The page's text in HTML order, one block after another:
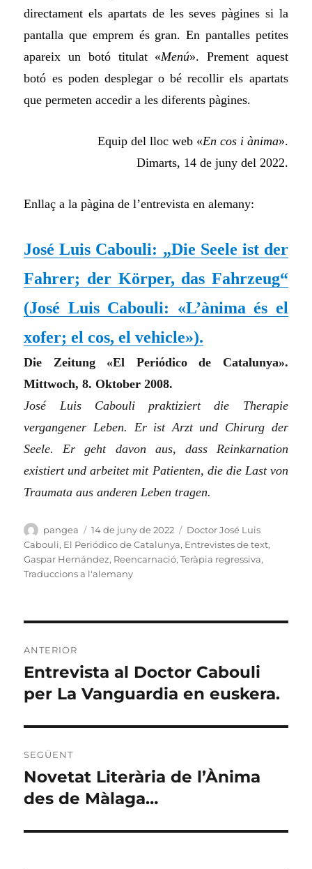
directament els apartats de les seves pàgines si la
pantalla que emprem és gran. En pantalles petites
apareix un botó titulat «Menú». Prement aquest
botó es poden desplegar o bé recollir els apartats
que permeten accedir a les diferents pàgines.
Equip del lloc web «En cos i ànima».
Dimarts, 14 de juny del 2022.
Enllaç a la pàgina de l’entrevista en alemany:
José Luis Cabouli: „Die Seele ist der
Fahrer; der Körper, das Fahrzeug“
(José Luis Cabouli: «L’ànima és el
xofer; el cos, el vehicle»).
Die Zeitung «El Periódico de Catalunya».
Mittwoch, 8. Oktober 2008.
José Luis Cabouli praktiziert die Therapie
vergangener Leben. Er ist Arzt und Chirurg der
Seele. Er geht davon aus, dass Reinkarnation
existiert und arbeitet mit Patienten, die die Last von
Traumata aus anderen Leben tragen.
Autor
pangea
Publicat
el
14 de juny de 2022 Categories
Doctor José Luis
Cabouli, El Periódico de Catalunya, Entrevistes de text,
Gaspar Hernández, Reencarnació,Teràpia regressiva,
Traduccions a l'alemany
d'entrades
ANTERIOR
Entrada
anterior:
Entrevista al Doctor Cabouli
per La Vanguardia en euskera.
SEGÜENT
Entrada
següent:
Novetat Literària de l’Ànima
des de Màlaga…